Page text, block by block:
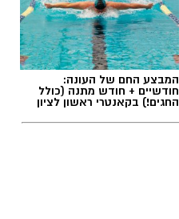
המבצע החם של העונה:
חודשיים + חודש מתנה (כולל
החגים!) בקאנטרי ראשון לציון